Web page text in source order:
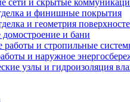
сети и скрытые
и финишные покрытия
и геометрия
домостроение и бани
работы и стропильные
и наружное
узлы и гидроизоляция